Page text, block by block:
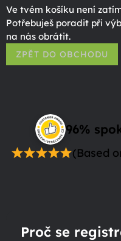
Ve tvém košíku není
Potřebuješ poradit při
na nás obrátit.
ZPĚT DO OBCHODU
96%
(Based
Proč se